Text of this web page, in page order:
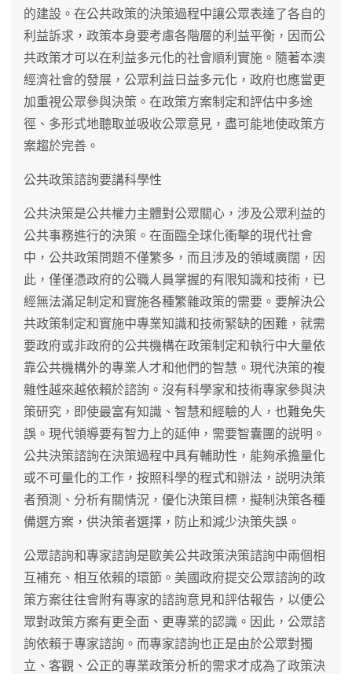
的建設。在公共政策的決策過程中讓公眾表達了各自的
利益訴求，政策本身要考慮各階層的利益平衡，因而公
共政策才可以在利益多元化的社會順利實施。隨著本澳
經濟社會的發展，公眾利益日益多元化，政府也應當更
加重視公眾參與決策。在政策方案制定和評估中多途
徑、多形式地聽取並吸收公眾意見，盡可能地使政策方
案趨於完善。
公共政策諮詢要講科學性
公共決策是公共權力主體對公眾關心，涉及公眾利益的
公共事務進行的決策。在面臨全球化衝擊的現代社會
中，公共政策問題不僅繁多，而且涉及的領域廣闊，因
此，僅僅憑政府的公職人員掌握的有限知識和技術，已
經無法滿足制定和實施各種繁雜政策的需要。要解決公
共政策制定和實施中專業知識和技術緊缺的困難，就需
要政府或非政府的公共機構在政策制定和執行中大量依
靠公共機構外的專業人才和他們的智慧。現代決策的複
雜性越來越依賴於諮詢。沒有科學家和技術專家參與決
策研究，即使最富有知識、智慧和經驗的人，也難免失
誤。現代領導要有智力上的延伸，需要智囊團的説明。
公共決策諮詢在決策過程中具有輔助性，能夠承擔量化
或不可量化的工作，按照科學的程式和辦法，説明決策
者預測、分析有關情況，優化決策目標，擬制決策各種
備選方案，供決策者選擇，防止和減少決策失誤。
公眾諮詢和專家諮詢是歐美公共政策決策諮詢中兩個相
互補充、相互依賴的環節。美國政府提交公眾諮詢的政
策方案往往會附有專家的諮詢意見和評估報告，以便公
眾對政策方案有更全面、更專業的認識。因此，公眾諮
詢依賴于專家諮詢。而專家諮詢也正是由於公眾對獨
立、客觀、公正的專業政策分析的需求才成為了政策決